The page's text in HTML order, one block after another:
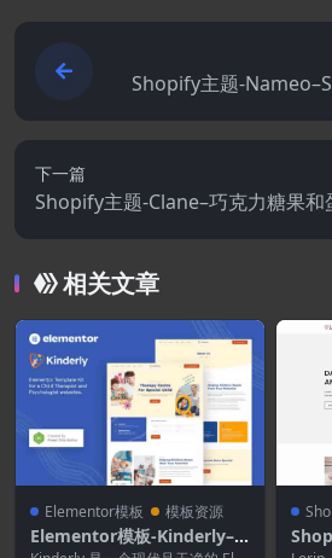
Shopify主题-
下一篇
Shopify主题-Clane–巧克力糖果和
相关文章
Elementor模板 模板资源
Elementor模板-Kinderly–